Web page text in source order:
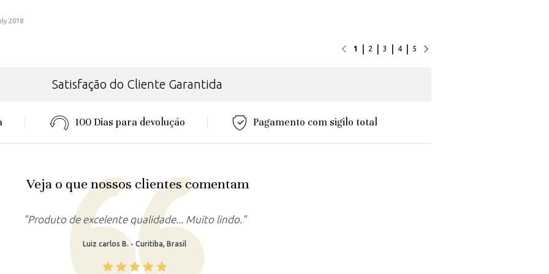
2018
1 2 3 4 5
Satisfação do Cliente Garantida
100 Dias para devoluçáo Pagamento com sigilo total
Veja o que nossos clientes comentam
"Produto lindo, atendeu as minhas expectativas."
Rafaela M. - Recife, Brasil